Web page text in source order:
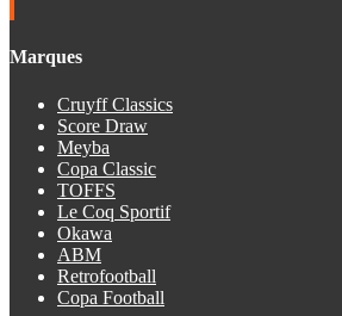
Marques
Cruyff Classics
Score Draw
Meyba
Copa Classic
TOFFS
Le Coq Sportif
Okawa
ABM
Retrofootball
Copa Football